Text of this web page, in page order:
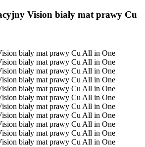
Vision biały mat prawy Cu